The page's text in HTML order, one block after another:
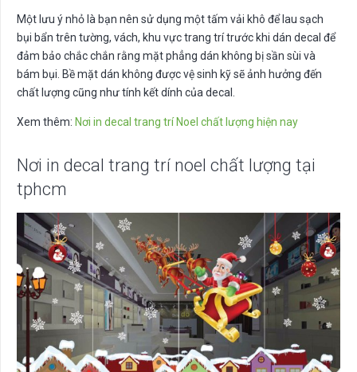
Một lưu ý nhỏ là bạn nên sử dụng một tấm vải khô để lau sạch
bụi bẩn trên tường, vách, khu vực trang trí trước khi dán decal để
đảm bảo chắc chắn rằng mặt phẳng dán không bị sần sùi và
bám bụi. Bề mặt dán không được vệ sinh kỹ sẽ ảnh hưởng đến
chất lượng cũng như tính kết dính của decal.
Xem thêm: Nơi in decal trang trí Noel chất lượng hiện nay
Nơi in decal trang trí noel chất lượng tại
tphcm